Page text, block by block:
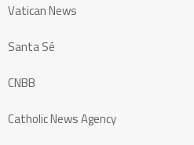
Vatican News
Santa Sé
CNBB
Catholic News Agency